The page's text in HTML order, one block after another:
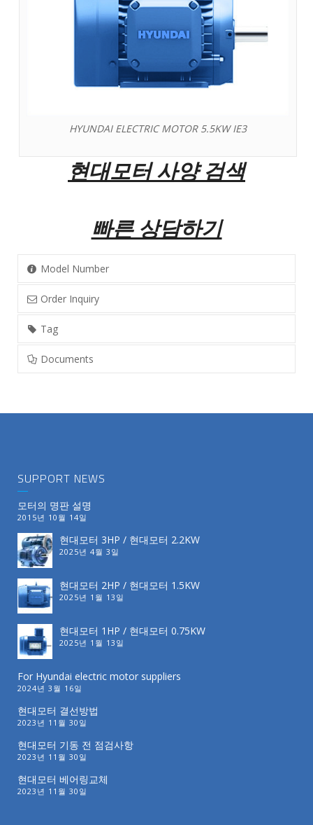
HYUNDAI ELECTRIC MOTOR 5.5KW IE3
현대모터 사양 검색
빠른 상담하기
Model Number
Order Inquiry
Tag
Documents
SUPPORT NEWS
모터의 명판 설명
2015년 10월 14일
현대모터 3HP / 현대모터 2.2KW
2025년 4월 3일
현대모터 2HP / 현대모터 1.5KW
2025년 1월 13일
현대모터 1HP / 현대모터 0.75KW
2025년 1월 13일
For Hyundai electric motor suppliers
2024년 3월 16일
현대모터 결선방법
2023년 11월 30일
현대모터 기동 전 점검사항
2023년 11월 30일
현대모터 베어링교체
2023년 11월 30일